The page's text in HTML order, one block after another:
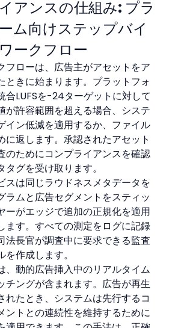
アンスの仕組み: プラ
ム向けステップバイ
ークフロー
フローは、広告主がアセットをア
ときに始まります。プラットフォ
合LUFSを-24ターゲットに対して
が許容範囲を超える場合、システ
イン低減を適用するか、ファイル
に返します。承認されたアセット
のためにコンプライアンスを確認
グを受け取ります。
スは同じラウドネスメタデータを
ラムと広告セグメントをスティッ
ーがエッジで追加の正規化を適用
ます。すべての測定をログに記録
法長官が調査中に要求できる監査
作成します。
、動的広告挿入中のリアルタイム
チングが含まれます。広告が再生
れたとき、システムは先行するコ
ントとの連続性を維持するために